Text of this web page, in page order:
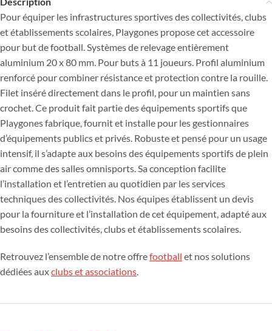
Pour équiper les infrastructures sportives des collectivités, clubs
et établissements scolaires, Playgones propose cet accessoire
pour but de football. Systèmes de relevage entièrement
aluminium 20 x 80 mm. Pour buts à 11 joueurs. Profil aluminium
renforcé pour combiner résistance et protection contre la rouille.
Filet inséré directement dans le profil, pour un maintien sans
crochet. Ce produit fait partie des équipements sportifs que
Playgones fabrique, fournit et installe pour les gestionnaires
d’équipements publics et privés. Robuste et pensé pour un usage
intensif, il s’adapte aux besoins des équipements sportifs de plein
air comme des salles omnisports. Sa conception facilite
l’installation et l’entretien au quotidien par les services
techniques des collectivités. Nos équipes établissent un devis
pour la fourniture et l’installation de cet équipement, adapté aux
besoins des collectivités, clubs et établissements scolaires.
Retrouvez l’ensemble de notre offrefootball et nos solutions
dédiées auxclubs et associations.